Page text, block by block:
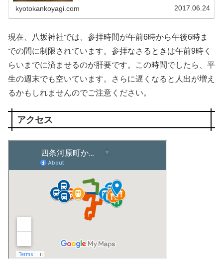
kyotokankoyagi.com 2017.06.24
現在、八坂神社では、参拝時間が午前6時から午後6時ま
での間に制限されています。参拝なさるときは午前9時く
らいまでに済ませるのが肝要です。この時間でしたら、平
生の週末でも空いています。さらに遅くなると人出が増え
るかもしれませんのでご注意ください。
アクセス